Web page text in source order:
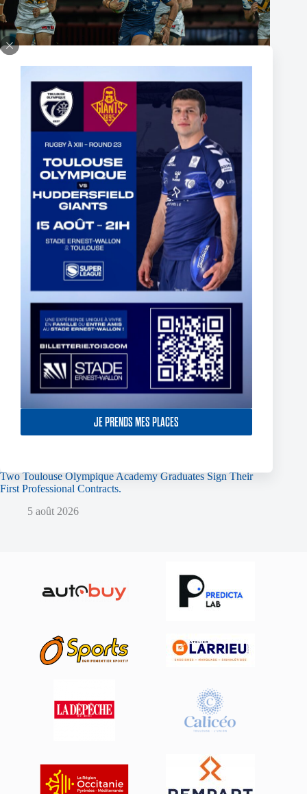
JE PRENDS MES PLACES
The End of Reubenn Rennie’s Olympian Journey
6 août 2026
Two Toulouse Olympique Academy Graduates Sign Their
First Professional Contracts.
5 août 2026